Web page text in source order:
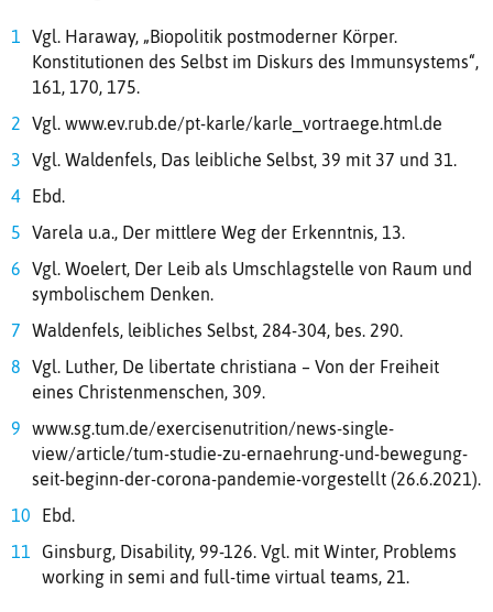
Vgl. Haraway, „Biopolitik postmoderner Körper.
Konstitutionen des Selbst im Diskurs des Immunsystems“,
161, 170, 175.
Vgl. www.ev.rub.de/pt-karle/karle_vortraege.html.de
Vgl. Waldenfels, Das leibliche Selbst, 39 mit 37 und 31.
Ebd.
Varela u.a., Der mittlere Weg der Erkenntnis, 13.
Vgl. Woelert, Der Leib als Umschlagstelle von Raum und
symbolischem Denken.
Waldenfels, leibliches Selbst, 284-304, bes. 290.
Vgl. Luther, De libertate christiana – Von der Freiheit
eines Christenmenschen, 309.
www.sg.tum.de/exercisenutrition/news-single-
view/article/tum-studie-zu-ernaehrung-und-bewegung-
seit-beginn-der-corona-pandemie-vorgestellt (26.6.2021).
Ebd.
Ginsburg, Disability, 99-126. Vgl. mit Winter, Problems
working in semi and full-time virtual teams, 21.